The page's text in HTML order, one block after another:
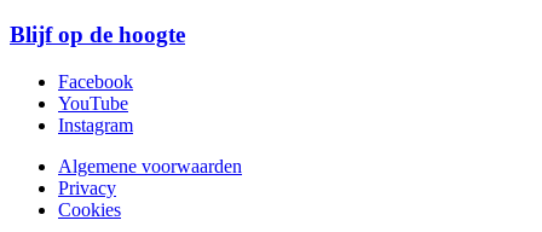
Blijf op de hoogte
Facebook
YouTube
Instagram
Algemene voorwaarden
Privacy
Cookies